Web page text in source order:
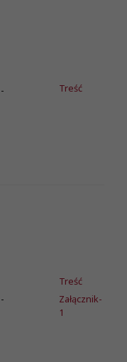
- Treść
-
Treść
Załącznik-
1